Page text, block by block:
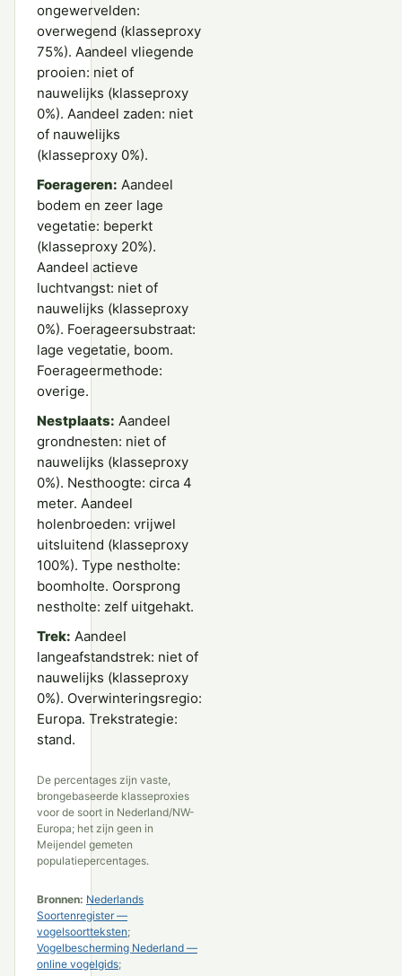
ongewervelden:
overwegend (klasseproxy
75%). Aandeel vliegende
prooien: niet of
nauwelijks (klasseproxy
0%). Aandeel zaden: niet
of nauwelijks
(klasseproxy 0%).
Foerageren: Aandeel
bodem en zeer lage
vegetatie: beperkt
(klasseproxy 20%).
Aandeel actieve
luchtvangst: niet of
nauwelijks (klasseproxy
0%). Foerageersubstraat:
lage vegetatie, boom.
Foerageermethode:
overige.
Nestplaats: Aandeel
grondnesten: niet of
nauwelijks (klasseproxy
0%). Nesthoogte: circa 4
meter. Aandeel
holenbroeden: vrijwel
uitsluitend (klasseproxy
100%). Type nestholte:
boomholte. Oorsprong
nestholte: zelf uitgehakt.
Trek: Aandeel
langeafstandstrek: niet of
nauwelijks (klasseproxy
0%). Overwinteringsregio:
Europa. Trekstrategie:
stand.
De percentages zijn vaste,
brongebaseerde klasseproxies
voor de soort in Nederland/NW-
Europa; het zijn geen in
Meijendel gemeten
populatiepercentages.
Bronnen: Nederlands
Soortenregister —
vogelsoortteksten;
Vogelbescherming Nederland —
online vogelgids;